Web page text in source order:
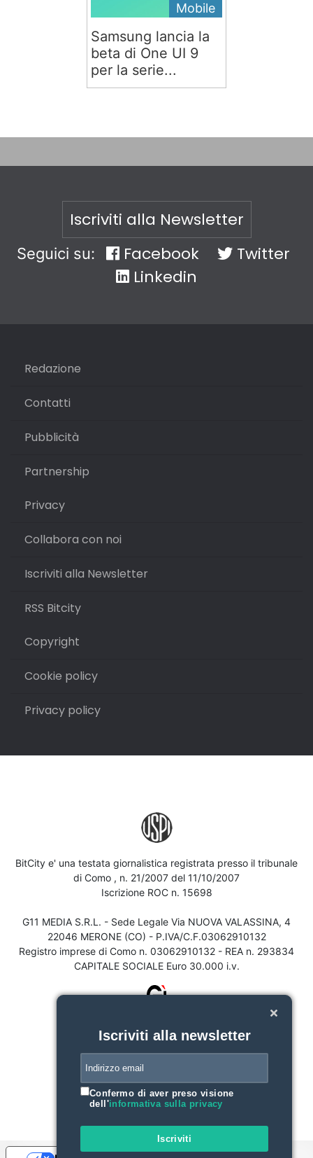
Mobile
Samsung lancia la
beta di One UI 9
per la serie...
Iscriviti alla Newsletter
Seguici su: Facebook
Twitter
Linkedin
Redazione
Contatti
Pubblicità
Partnership
Privacy
Collabora con noi
Iscriviti alla Newsletter
RSS Bitcity
Copyright
Cookie policy
Privacy policy
BitCity e' una testata giornalistica registrata presso il tribunale
di Como , n. 21/2007 del 11/10/2007
Iscrizione ROC n. 15698
G11 MEDIA S.R.L. - Sede Legale Via NUOVA VALASSINA, 4
22046 MERONE (CO) - P.IVA/C.F.03062910132
Registro imprese di Como n. 03062910132 - REA n. 293834
CAPITALE SOCIALE Euro 30.000 i.v.
Iscriviti alla newsletter
Confermo di aver preso visione
dell'informativa sulla privacy
Iscriviti